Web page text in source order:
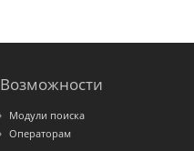
Возможности
Модули поиска
Операторам